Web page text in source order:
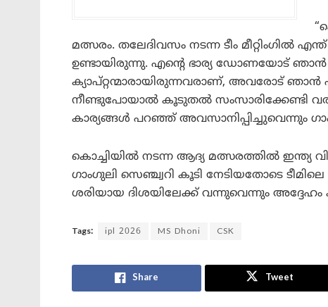
മത്സരം. തലേദിവസം നടന്ന ടീം മീറ്റിംഗിൽ
ഉണ്ടായിരുന്നു. എന്റെ ഭാര്യ ഡോണയോട്
ക്യാപ്റ്റന്മാരായിരുന്നവരാണ്, അവരോട് ഞാൻ
നീണ്ടുപോയാൽ കൂടുതൽ സംസാരിക്കേണ്ടി
കാര്യങ്ങൾ പറഞ്ഞ് അവസാനിപ്പിച്ചുവെന്നും
കൊച്ചിയിൽ നടന്ന ആദ്യ മത്സരത്തിൽ ഇന്ത്യ
ഗാംഗുലി സെഞ്ച്വറി കൂടി നേടിയതോടെ
ശരിയായ ദിശയിലേക്ക് വന്നുവെന്നും അദ്ദേഹം
Tags: ipl 2026 MS Dhoni CSK
Share Tweet